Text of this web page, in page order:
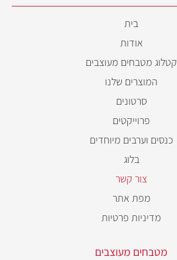
בית
אודות
קטלוג מטבחים מעוצבים
המוצרים שלנו
סרטונים
פרוייקטים
כנסים וערבים מיוחדים
בלוג
צור קשר
מפת אתר
מדיניות פרטיות
מטבחים מעוצבים